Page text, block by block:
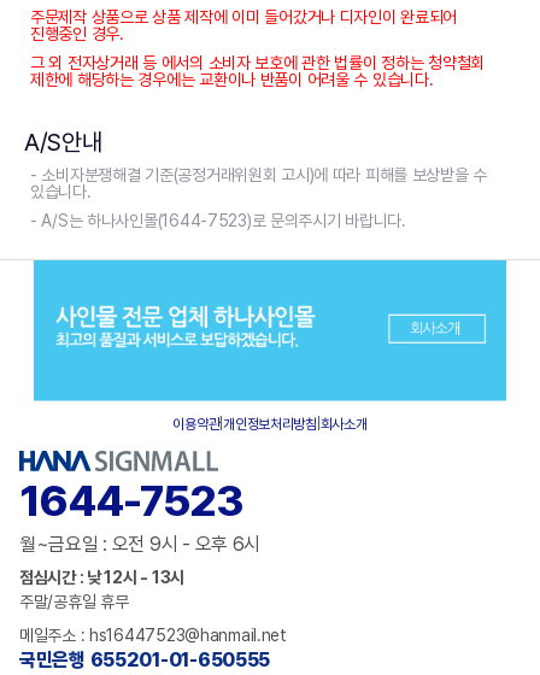
주문제작 상품으로 상품 제작에 이미 들어갔거나 디자인이 완료되어
진행중인 경우.
그 외 전자상거래 등 에서의 소비자 보호에 관한 법률이 정하는 청약철회
제한에 해당하는 경우에는 교환이나 반품이 어려울 수 있습니다.
A/S안내
- 소비자분쟁해결 기준(공정거래위원회 고시)에 따라 피해를 보상받을 수
있습니다.
- A/S는 하나사인몰(1644-7523)로 문의주시기 바랍니다.
이용약관|개인정보처리방침 회사소개
1644-7523
월~금요일 : 오전 9시 - 오후 6시
점심시간 : 낮 12시 - 13시
주말/공휴일 휴무
메일주소 : hs16447523@hanmail.net
국민은행 655201-01-650555